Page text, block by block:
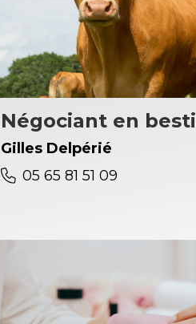
Négociant en
Gilles Delpérié
05 65 81 51 09